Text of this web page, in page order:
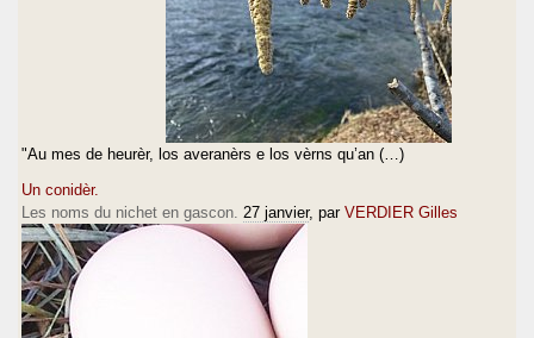
"Au mes de heurèr, los averanèrs e los vèrns qu’an (…)
Un conidèr.
Les noms du nichet en gascon. 27 janvier, par VERDIER Gilles